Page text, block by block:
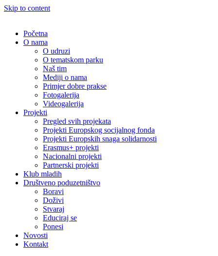
Skip to content
Početna
O nama
O udruzi
O tematskom parku
Naš tim
Mediji o nama
Primjer dobre prakse
Fotogalerija
Videogalerija
Projekti
Pregled svih projekata
Projekti Europskog socijalnog fonda
Projekti Europskih snaga solidarnosti
Erasmus+ projekti
Nacionalni projekti
Partnerski projekti
Klub mladih
Društveno poduzetništvo
Boravi
Doživi
Stvaraj
Educiraj se
Ponesi
Novosti
Kontakt